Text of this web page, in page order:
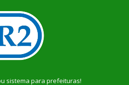
sistema para prefeituras!